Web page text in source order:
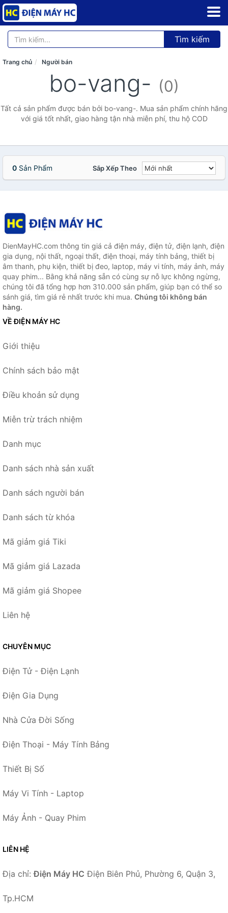
Tìm kiếm
Trang chủ Người bán
bo-vang- (0)
Tất cả sản phẩm được bán bởi bo-vang-. Mua sản phẩm chính hãng
với giá tốt nhất, giao hàng tận nhà miễn phí, thu hộ COD
0 Sản Phẩm Sắp Xếp Theo
DienMayHC.com thông tin giá cả điện máy, điện tử, điện lạnh, điện
gia dụng, nội thất, ngoại thất, điện thoại, máy tính bảng, thiết bị
âm thanh, phụ kiện, thiết bị đeo, laptop, máy vi tính, máy ảnh, máy
quay phim... Bằng khả năng sẵn có cùng sự nỗ lực không ngừng,
chúng tôi đã tổng hợp hơn 310.000 sản phẩm, giúp bạn có thể so
sánh giá, tìm giá rẻ nhất trước khi mua. Chúng tôi không bán
hàng.
VỀ ĐIỆN MÁY HC
Giới thiệu
Chính sách bảo mật
Điều khoản sử dụng
Miễn trừ trách nhiệm
Danh mục
Danh sách nhà sản xuất
Danh sách người bán
Danh sách từ khóa
Mã giảm giá Tiki
Mã giảm giá Lazada
Mã giảm giá Shopee
Liên hệ
CHUYÊN MỤC
Điện Tử - Điện Lạnh
Điện Gia Dụng
Nhà Cửa Đời Sống
Điện Thoại - Máy Tính Bảng
Thiết Bị Số
Máy Vi Tính - Laptop
Máy Ảnh - Quay Phim
LIÊN HỆ
Địa chỉ:Điện Máy HC Điện Biên Phủ, Phường 6, Quận 3,
Tp.HCM